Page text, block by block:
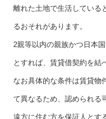
離れた土地で生活している
るおそれがあります。
2親等以内の親族かつ日本
とすれば、賃貸借契約を結
なお具体的な条件は賃貸物
て異なるため、認められる
遠方に住む方を保証人とす